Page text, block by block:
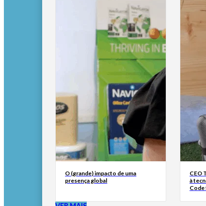
O (grande) impacto de uma
presença global
CEO
à
Code